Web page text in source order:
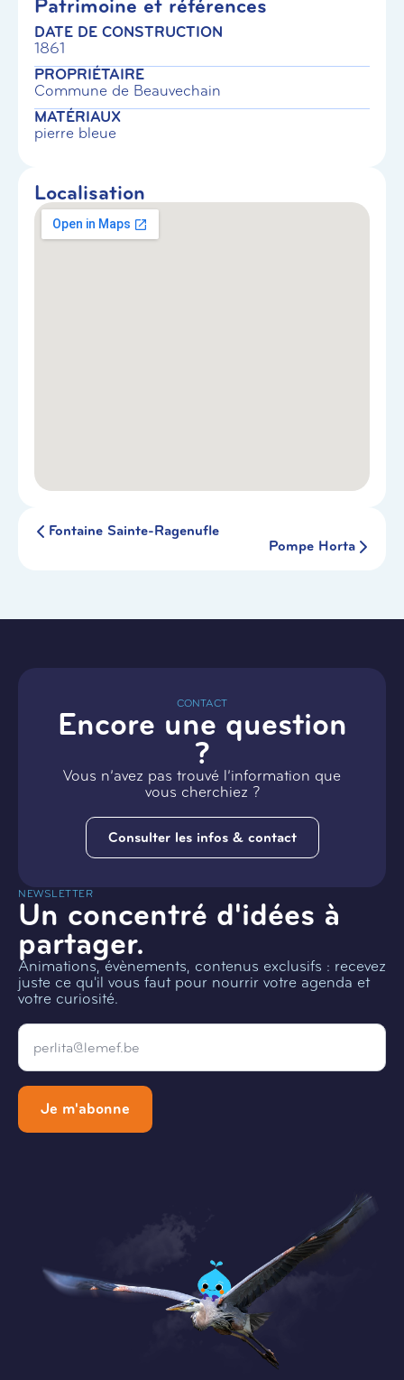
Patrimoine et références
DATE DE CONSTRUCTION
1861
PROPRIÉTAIRE
Commune de Beauvechain
MATÉRIAUX
pierre bleue
Localisation
Fontaine Sainte-Ragenufle
Pompe Horta
CONTACT
Encore une question
?
Vous n’avez pas trouvé l’information que
vous cherchiez ?
Consulter les infos & contact
NEWSLETTER
Un concentré d'idées à
partager.
Animations, évènements, contenus exclusifs : recevez
juste ce qu'il vous faut pour nourrir votre agenda et
votre curiosité.
Email
Je m'abonne